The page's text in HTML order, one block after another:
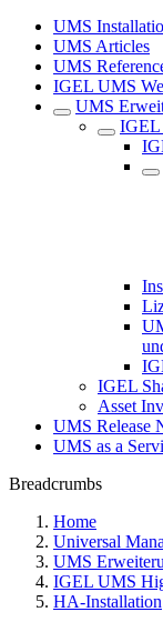
UMS
UMS Articles
UMS
IGEL UMS
UMS
IGEL
IGEL
Asset
UMS Release
UMS as a
Breadcrumbs
Home
Universal
UMS
IGEL UMS
HA-Installation